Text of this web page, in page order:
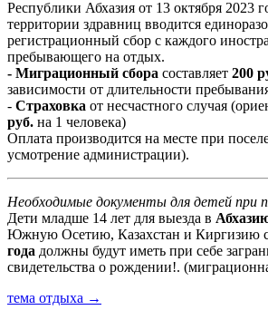
Республики Абхазия от 13 октября 2023
территории здравниц вводится
регистрационный сбор с каждого
пребывающего на отдых.
- Миграционный сбора составляет 200
зависимости от длительности
- Страховка от несчастного случая
руб. на 1 человека)
Оплата производится на месте при
усмотрение администрации).
Необходимые документы для детей при
Дети младше 14 лет для выезда в
Южную Осетию, Казахстан и Киргизию
года должны будут иметь при себе
свидетельства о рождении!.
тема отдыха →